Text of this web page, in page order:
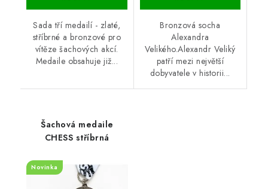
Sada tří medailí - zlaté,
stříbrné a bronzové pro
vítěze šachových akcí.
Medaile obsahuje již...
Bronzová socha
Alexandra
Velikého.Alexandr Veliký
patří mezi největší
dobyvatele v historii...
Šachová medaile
CHESS stříbrná
Novinka